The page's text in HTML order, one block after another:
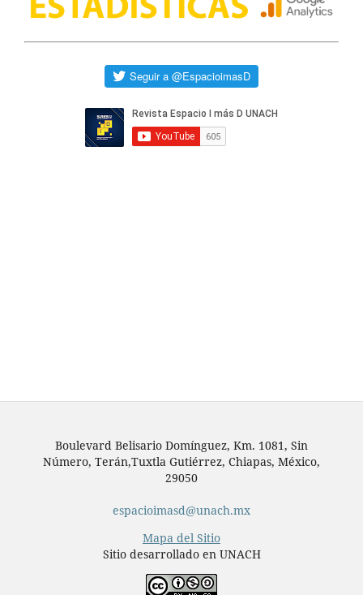
Boulevard Belisario Domínguez, Km. 1081, Sin
Número, Terán,Tuxtla Gutiérrez, Chiapas, México,
29050
espacioimasd@unach.mx
Mapa del Sitio
Sitio desarrollado en UNACH